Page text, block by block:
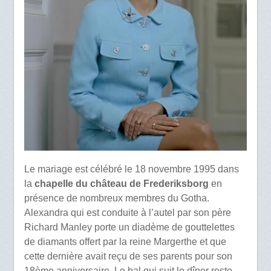
Le mariage est célébré le 18 novembre 1995 dans
la chapelle du château de Frederiksborg en
présence de nombreux membres du Gotha.
Alexandra qui est conduite à l’autel par son père
Richard Manley porte un diadème de gouttelettes
de diamants offert par la reine Margerthe et que
cette dernière avait reçu de ses parents pour son